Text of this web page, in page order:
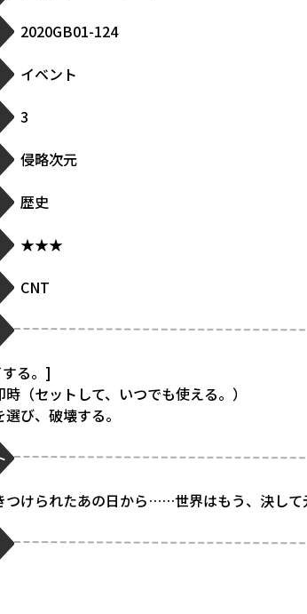
2020GB01-124
イベント
3
侵略次元
歴史
★★★
CNT
る。]
（セットして、いつでも使える。）
び、破壊する。
つけられたあの日から……世界はもう、決して